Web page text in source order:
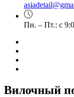
Пн. – Пт.: с
Вилочный